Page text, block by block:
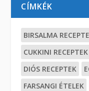
CÍMKÉK
BIRSALMA
CUKKINI RECEPTEK
DIÓS RECEPTEK
FARSANGI ÉTELEK